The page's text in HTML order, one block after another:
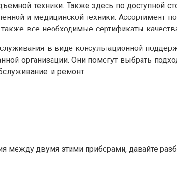
техники. Также здесь по доступной
и медицинской техники. Ассортимент
также все необходимые сертификаты
в виде консультационной
организации. Они помогут выбрать
и ремонт.
между двумя этими приборами, давайте